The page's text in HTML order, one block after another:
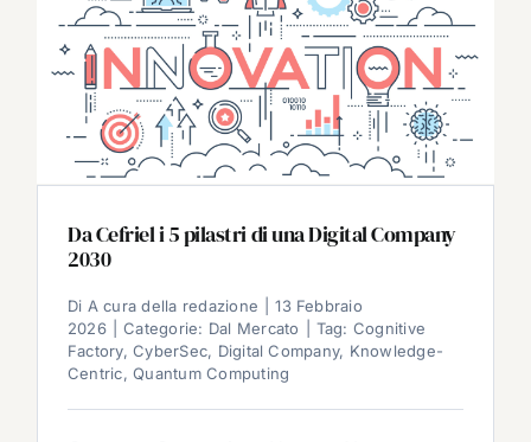
DAL MERCATO
CARRIERE
EVENTI
Da Cefriel i 5 pilastri di una Digital Company
2030
Di A cura della redazione
13 Febbraio
2026
Categorie: Dal Mercato Tag: Cognitive
Factory,CyberSec, Digital Company, Knowledge-
Centric,Quantum Computing